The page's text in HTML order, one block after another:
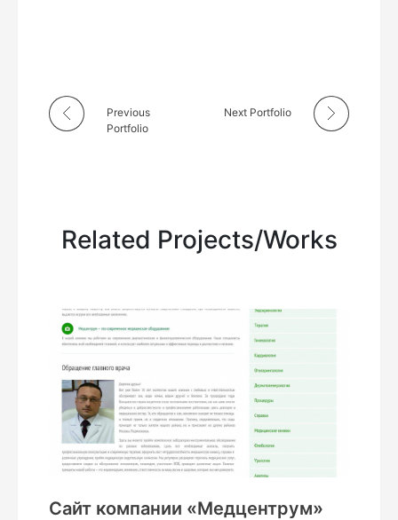
Previous
Portfolio
Next Portfolio
Related Projects/Works
Сайт компании «Медцентрум»